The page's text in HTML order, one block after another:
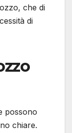
che di
di
possono
chiare.